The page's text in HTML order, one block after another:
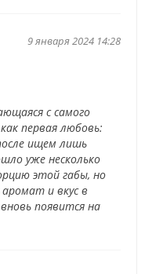
9 января 2024 14:28
с самого
первая любовь:
ищем лишь
уже несколько
этой габы, но
и вкус в
вновь появится на